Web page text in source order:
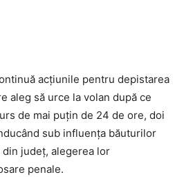
acțiunile pentru depistarea
aleg să urce la volan după ce
de mai puțin de 24 de ore, doi
sub influența băuturilor
județ, alegerea lor
penale.